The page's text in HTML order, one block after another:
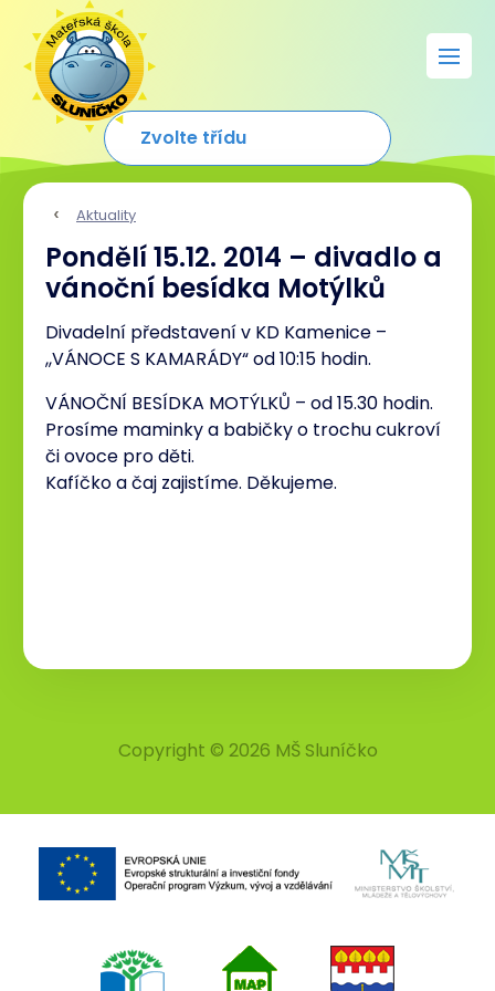
Aktuality
Pondělí 15.12. 2014 – divadlo a
vánoční besídka Motýlků
Divadelní představení v KD Kamenice –
,,VÁNOCE S KAMARÁDY“ od 10:15 hodin.
VÁNOČNÍ BESÍDKA MOTÝLKŮ – od 15.30 hodin.
Prosíme maminky a babičky o trochu cukroví
či ovoce pro děti.
Kafíčko a čaj zajistíme. Děkujeme.
Copyright © 2026 MŠ Sluníčko